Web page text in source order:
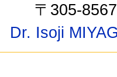
〒305-
Dr. Isoji